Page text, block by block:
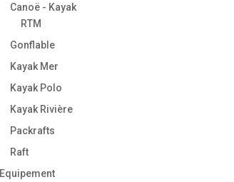
Canoë - Kayak
RTM
Gonflable
Kayak Mer
Kayak Polo
Kayak Rivière
Packrafts
Raft
Equipement